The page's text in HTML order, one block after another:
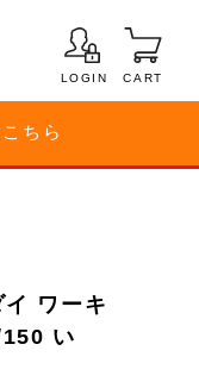
LOGIN CART
ちら
ワーキ
い